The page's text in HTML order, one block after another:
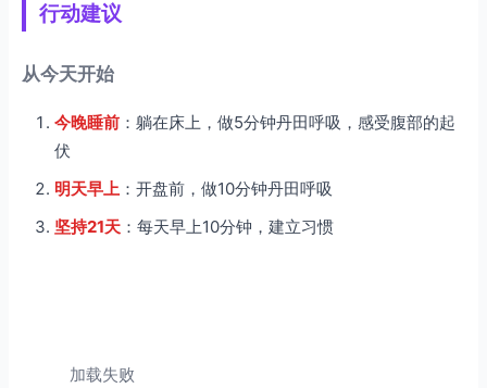
行动建议
从今天开始
今晚睡前 ：躺在床上，做5分钟丹田呼吸，感受腹部的起
伏
明天早上 ：开盘前，做10分钟丹田呼吸
坚持21天 ：每天早上10分钟，建立习惯
加载失败